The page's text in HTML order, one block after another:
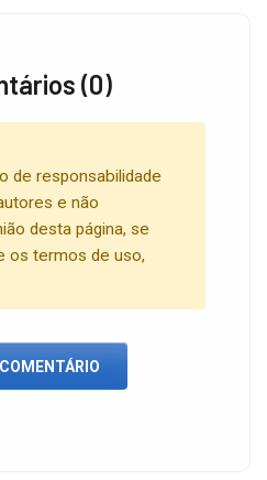
(0)
de responsabilidade
e não
desta página, se
os termos de uso,